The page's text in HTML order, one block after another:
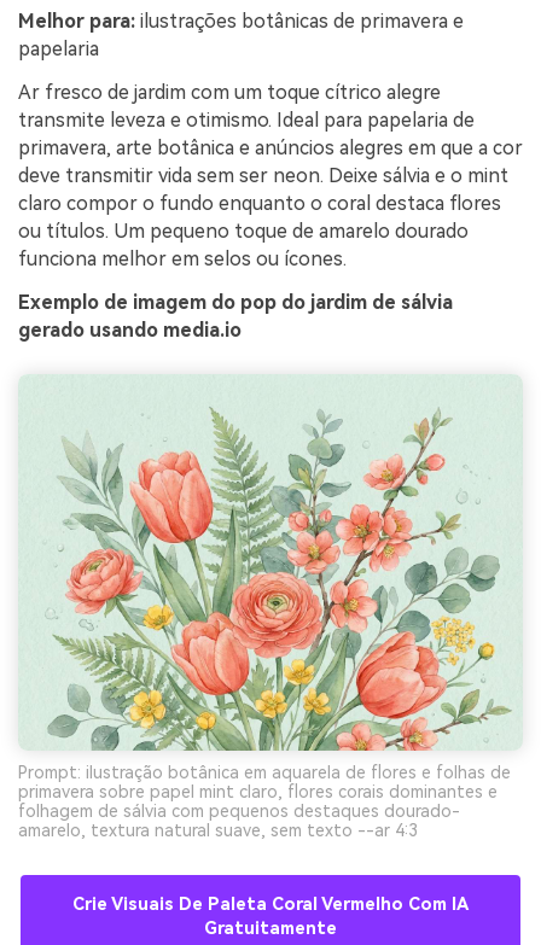
Melhor para: ilustrações botânicas de primavera e
papelaria
Ar fresco de jardim com um toque cítrico alegre
transmite leveza e otimismo. Ideal para papelaria de
primavera, arte botânica e anúncios alegres em que a cor
deve transmitir vida sem ser neon. Deixe sálvia e o mint
claro compor o fundo enquanto o coral destaca flores
ou títulos. Um pequeno toque de amarelo dourado
funciona melhor em selos ou ícones.
Exemplo de imagem do pop do jardim de sálvia
gerado usando media.io
Prompt: ilustração botânica em aquarela de flores e folhas de
primavera sobre papel mint claro, flores corais dominantes e
folhagem de sálvia com pequenos destaques dourado-
amarelo, textura natural suave, sem texto --ar 4:3
Crie Visuais De Paleta Coral Vermelho Com IA
Gratuitamente